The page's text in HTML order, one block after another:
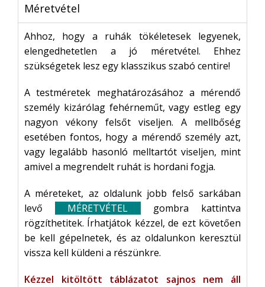
Méretvétel
Ahhoz, hogy a ruhák tökéletesek legyenek,
elengedhetetlen a jó méretvétel. Ehhez
szükségetek lesz egy klasszikus szabó centire!
A testméretek meghatározásához a mérendő
személy kizárólag fehérneműt, vagy estleg egy
nagyon vékony felsőt viseljen. A mellbőség
esetében fontos, hogy a mérendő személy azt,
vagy legalább hasonló melltartót viseljen, mint
amivel a megrendelt ruhát is hordani fogja.
A méreteket, az oldalunk jobb felső sarkában
levő
MÉRETVÉTEL
gombra kattintva
rögzíthetitek. Írhatjátok kézzel, de ezt követően
be kell gépelnetek, és az oldalunkon keresztül
vissza kell küldeni a részünkre.
Kézzel kitöltött táblázatot sajnos nem áll